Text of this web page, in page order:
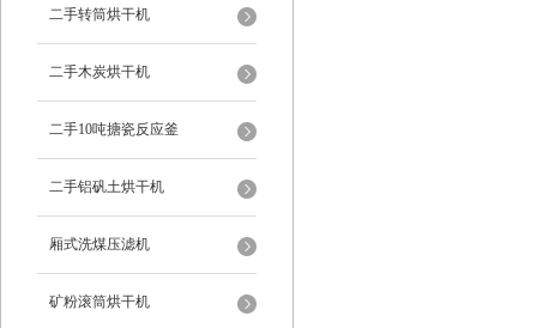
二手转筒烘干机
二手木炭烘干机
二手10吨搪瓷反应釜
二手铝矾土烘干机
厢式洗煤压滤机
矿粉滚筒烘干机